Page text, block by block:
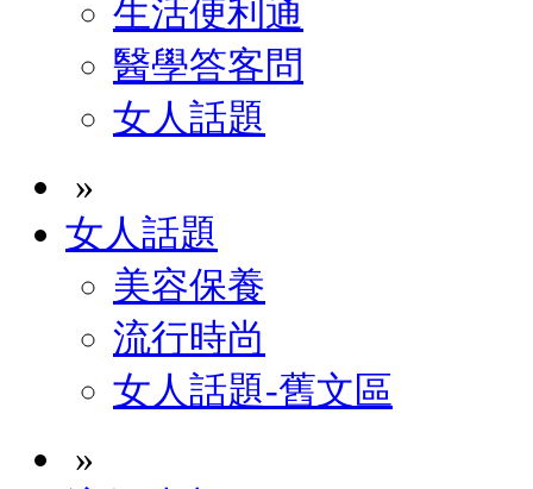
生活便利通
醫學答客問
女人話題
»
女人話題
美容保養
流行時尚
女人話題-舊文區
»